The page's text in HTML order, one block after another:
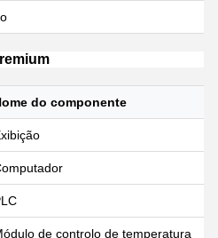
do componente
de controlo de temperatura